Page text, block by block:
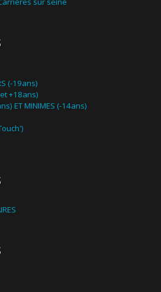
(-19ans)
+18ans)
ET MINIMES (-14ans)